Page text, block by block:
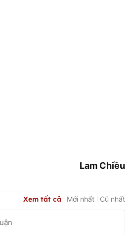
Lam Chiều
Xem tất cả Mới nhất Cũ nhất